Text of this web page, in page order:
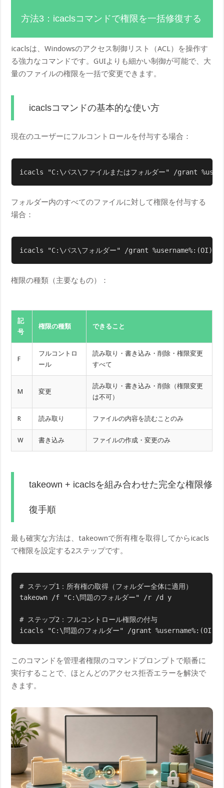
方法3：icaclsコマンドで権限を一括修復する
icaclsは、Windowsのアクセス制御リスト（ACL）を操作す
る強力なコマンドです。GUIよりも細かい制御が可能で、大
量のファイルの権限を一括で変更できます。
icaclsコマンドの基本的な使い方
現在のユーザーにフルコントロールを付与する場合：
icacls "C:\パス\ファイルまたはフォルダー" /grant
フォルダー内のすべてのファイルに対して権限を付与する
場合：
icacls "C:\パス\フォルダー" /grant
権限の種類（主要なもの）：
記
号
権限の種類 できること
F
フルコントロ
ール
読み取り・書き込み・削除・権限変更
すべて
M 変更
読み取り・書き込み・削除（権限変更
は不可）
R 読み取り ファイルの内容を読むことのみ
W 書き込み ファイルの作成・変更のみ
takeown + icaclsを組み合わせた完全な権限修
復手順
最も確実な方法は、takeownで所有権を取得してからicacls
で権限を設定する2ステップです。
# ステップ1：所有権の取得（フォルダー全体に適用）
takeown /f "C:\問題のフォルダー" /r /d y
# ステップ2：フルコントロール権限の付与
icacls "C:\問題のフォルダー" /grant
このコマンドを管理者権限のコマンドプロンプトで順番に
実行することで、ほとんどのアクセス拒否エラーを解決で
きます。